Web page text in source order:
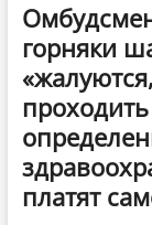
горняки
платят